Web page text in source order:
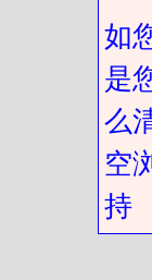
如
是
么
空
持